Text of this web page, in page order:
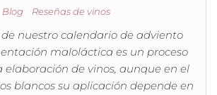
Blog Reseñas de vinos
de nuestro calendario de adviento
maloláctica es un proceso
de vinos, aunque en el
blancos su aplicación depende en